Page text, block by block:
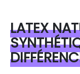
LATEX